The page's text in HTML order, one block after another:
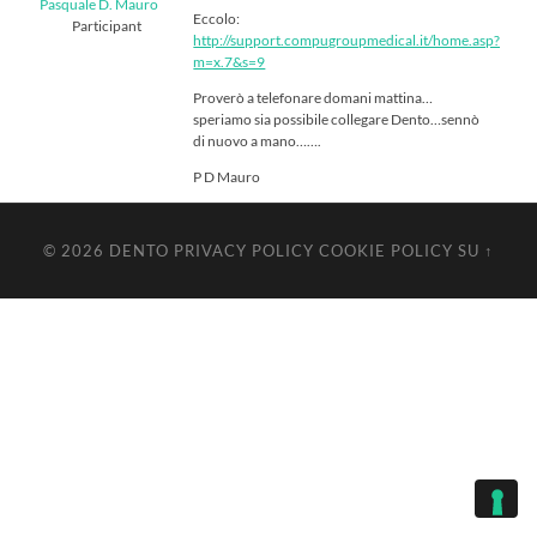
Pasquale D. Mauro
Participant
Eccolo:
http://support.compugroupmedical.it/home.asp?
m=x.7&s=9
Proverò a telefonare domani mattina…
speriamo sia possibile collegare Dento…sennò
di nuovo a mano…….
P D Mauro
© 2026 DENTO PRIVACY POLICY COOKIE POLICY SU ↑